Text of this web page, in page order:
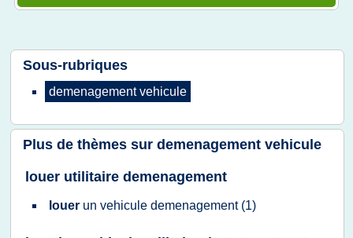
Sous-rubriques
demenagement vehicule
Plus de thèmes sur demenagement vehicule
louer utilitaire demenagement
louer un vehicule demenagement (1)